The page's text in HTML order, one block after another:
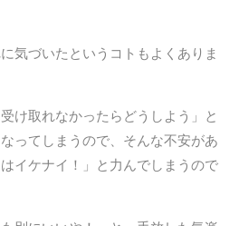
気づいたというコトもよくありま
け取れなかったらどうしよう」と
ってしまうので、そんな不安があ
イケナイ！」と力んでしまうので